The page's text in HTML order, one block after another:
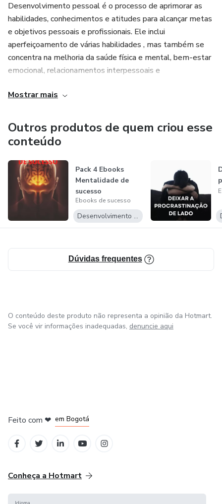
Desenvolvimento pessoal é o processo de aprimorar as
habilidades, conhecimentos e atitudes para alcançar metas
e objetivos pessoais e profissionais. Ele inclui
aperfeiçoamento de várias habilidades , mas também se
concentra na melhoria da saúde física e mental, bem-estar
emocional, relacionamentos interpessoais e
procura melhorar a vida das pessoas e alcançar um maior
equilíbrio entre as diferentes áreas de sua vida.
Mostrar mais
Outros produtos de quem criou esse
conteúdo
Pack 4 Ebooks
Mentalidade de
sucesso
Ebooks de sucesso
Desenvolvimento Pessoal
Dúvidas frequentes
O conteúdo deste produto não representa a opinião da Hotmart.
Se você vir informações inadequadas, denuncie aqui
Feito com ❤ em Bogotá
Conheça a Hotmart